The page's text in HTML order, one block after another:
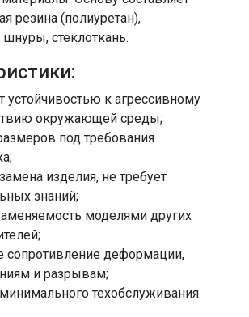
резина (полиуретан),
стеклоткань.
устойчивостью к агрессивному
окружающей среды;
под требования
изделия, не требует
знаний;
моделями других
сопротивление деформации,
и разрывам;
техобслуживания.